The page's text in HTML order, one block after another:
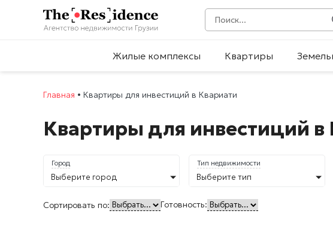
Жилые комплексы Квартиры
Главная • Квартиры для инвестиций в Квариати
Квартиры для инвестиций в
Город
Выберите город
Тип недвижимости
Выберите тип
Сортировать по: Готовность: